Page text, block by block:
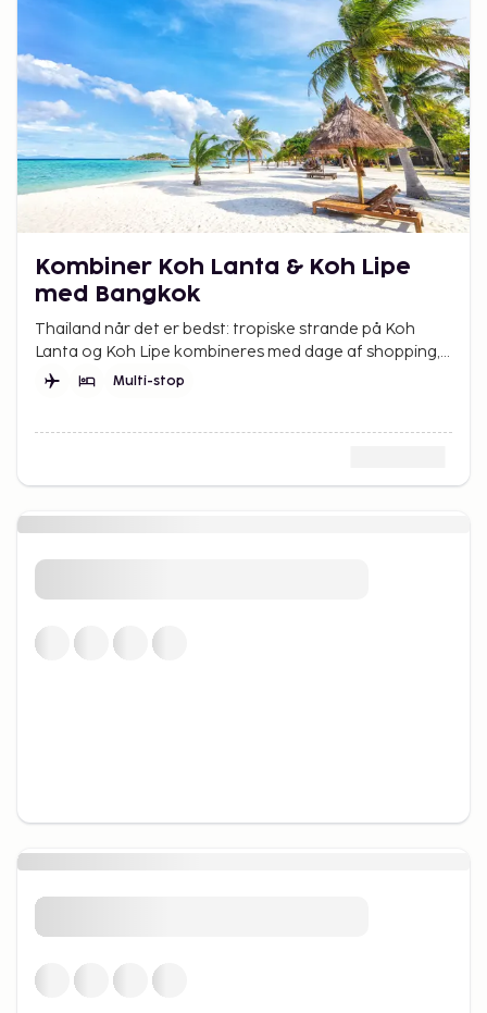
Kombiner Koh Lanta & Koh Lipe
med Bangkok
Thailand når det er bedst: tropiske strande på Koh
Lanta og Koh Lipe kombineres med dage af shopping,
kultur og mad i Bangkok.
Multi-stop